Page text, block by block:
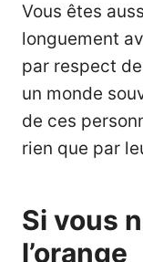
Vous êtes
longuement
par respect
un monde
de ces
rien que par
Si vous
l’orange